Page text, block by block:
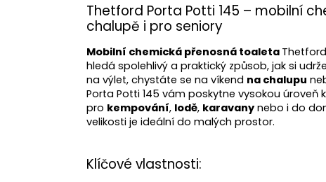
Thetford Porta Potti 145 – mobilní
chalupě i pro seniory
Mobilní chemická přenosná toaleta
hledá spolehlivý a praktický způsob, jak si
na výlet, chystáte se na víkend na chalupu
Porta Potti 145 vám poskytne vysokou
pro kempování, lodě, karavany nebo i do
velikosti je ideální do malých prostor.
Klíčové vlastnosti: